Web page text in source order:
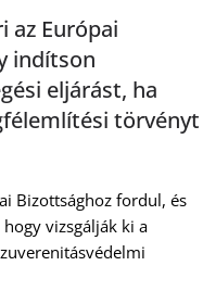
az Európai
indítson
eljárást, ha
törvényt
Bizottsághoz fordul, és
vizsgálják ki a